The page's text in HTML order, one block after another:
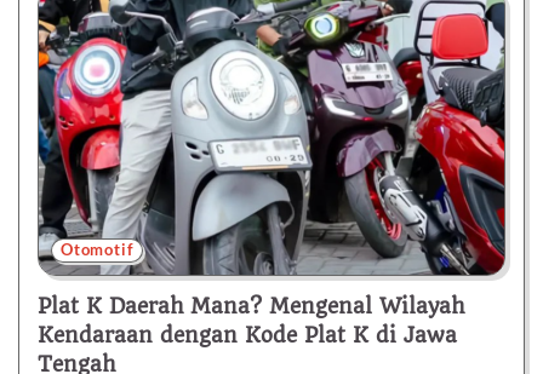
Otomotif
Plat K Daerah Mana? Mengenal Wilayah
Kendaraan dengan Kode Plat K di Jawa
Tengah